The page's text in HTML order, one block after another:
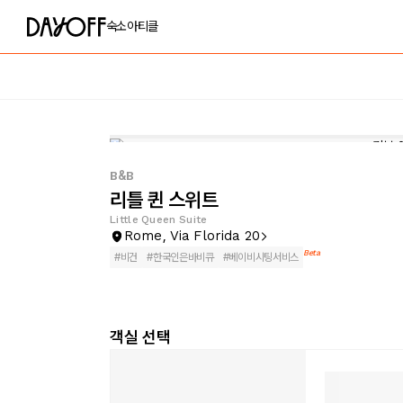
숙소아티클
B&B
리틀 퀸 스위트
Little Queen Suite
Rome, Via Florida 20
#비건 #한국인은바비큐 #베이비시팅서비스 Beta
객실 선택